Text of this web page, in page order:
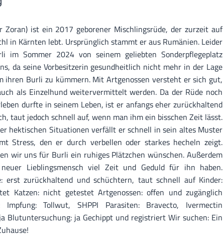
Zoran) ist ein 2017 geborener Mischlingsrüde, der zurzeit auf
in Kärnten lebt. Ursprünglich stammt er aus Rumänien. Leider
im Sommer 2024 von seinem geliebten Sonderpflegeplatz
da seine Vorbesitzerin gesundheitlich nicht mehr in der Lage
ihren Burli zu kümmern. Mit Artgenossen versteht er sich gut,
als Einzelhund weitervermittelt werden. Da der Rüde noch
durfte in seinem Leben, ist er anfangs eher zurückhaltend
taut jedoch schnell auf, wenn man ihm ein bisschen Zeit lässt.
hektischen Situationen verfällt er schnell in sein altes Muster
Stress, den er durch verbellen oder starkes hecheln zeigt.
wir uns für Burli ein ruhiges Plätzchen wünschen. Außerdem
Lieblingsmensch viel Zeit und Geduld für ihn haben.
erst zurückhaltend und schüchtern, taut schnell auf Kinder:
Katzen: nicht getestet Artgenossen: offen und zugänglich
Impfung: Tollwut, SHPPI Parasiten: Bravecto, Ivermectin
Blutuntersuchung: ja Gechippt und registriert Wir suchen: Ein